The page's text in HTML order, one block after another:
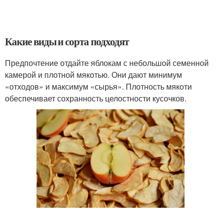
Какие виды и сорта подходят
Предпочтение отдайте яблокам с небольшой семенной
камерой и плотной мякотью. Они дают минимум
«отходов» и максимум «сырья». Плотность мякоти
обеспечивает сохранность целостности кусочков.